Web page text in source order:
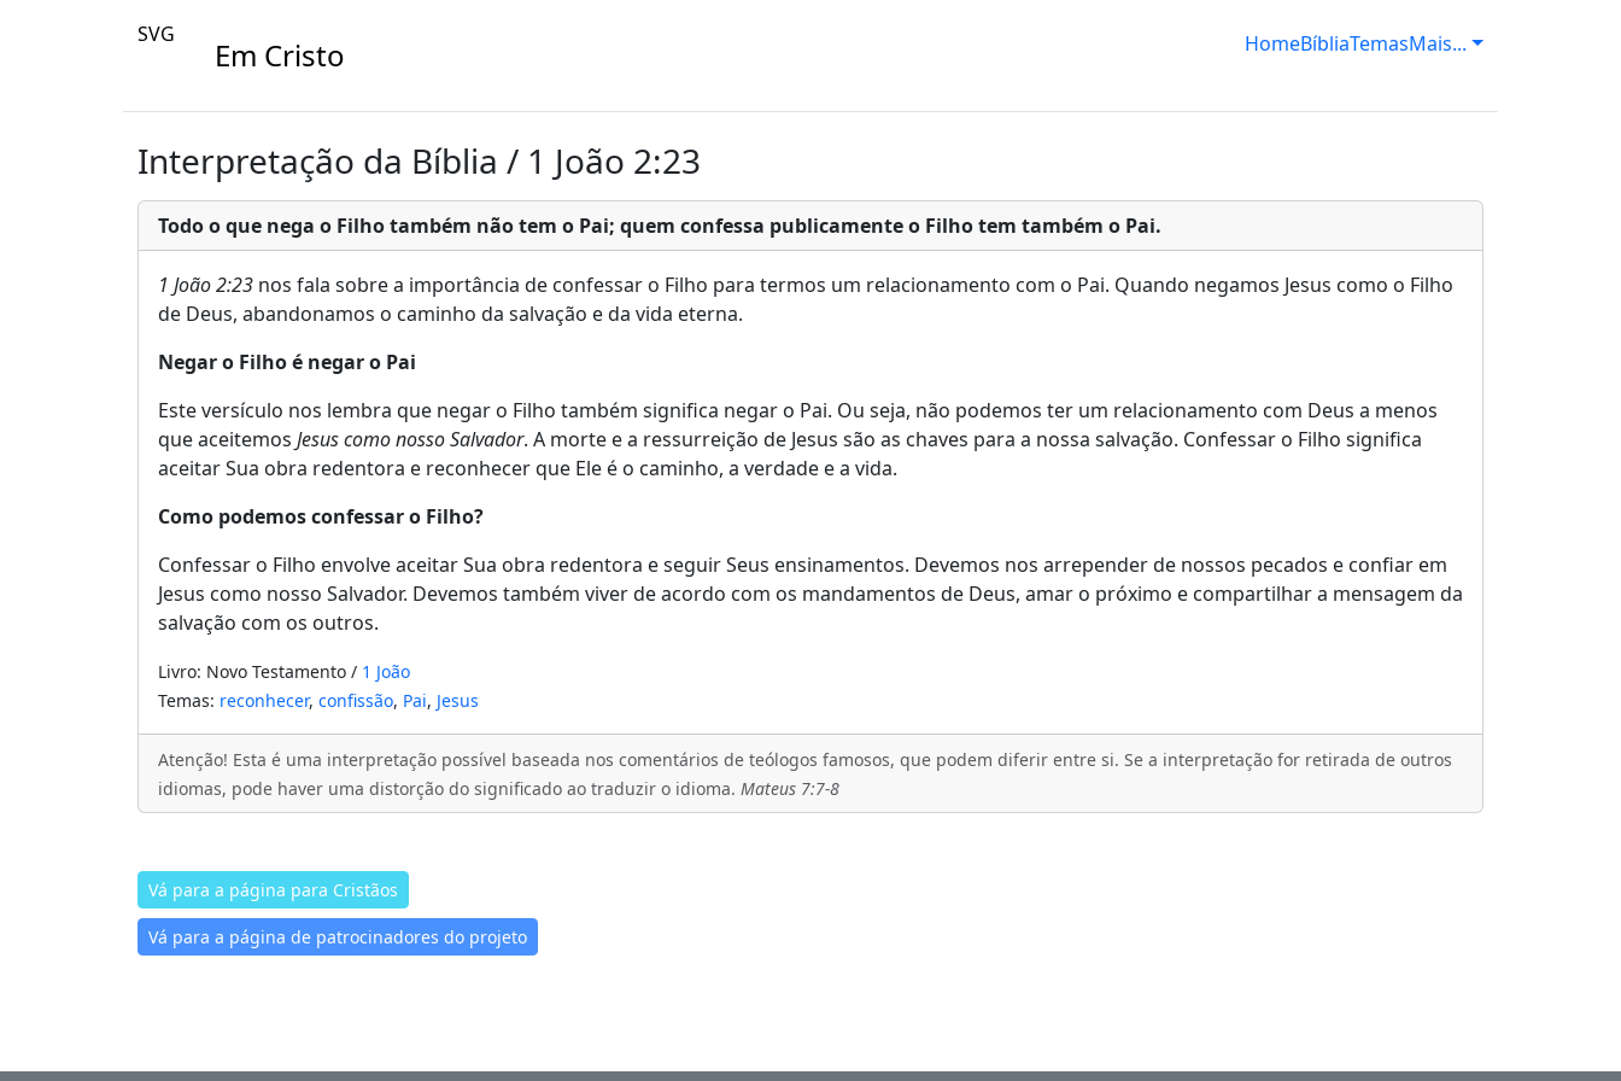
SVG
Em Cristo HomeBíbliaTemasMais...
Interpretação da Bíblia / 1 João 2:23
Todo o que nega o Filho também não tem o Pai; quem confessa publicamente o Filho tem também o Pai.
1 João 2:23 nos fala sobre a importância de confessar o Filho para termos um relacionamento com o Pai. Quando negamos Jesus como o Filho
de Deus, abandonamos o caminho da salvação e da vida eterna.
Negar o Filho é negar o Pai
Este versículo nos lembra que negar o Filho também significa negar o Pai. Ou seja, não podemos ter um relacionamento com Deus a menos
que aceitemos Jesus como nosso Salvador. A morte e a ressurreição de Jesus são as chaves para a nossa salvação. Confessar o Filho significa
aceitar Sua obra redentora e reconhecer que Ele é o caminho, a verdade e a vida.
Como podemos confessar o Filho?
Confessar o Filho envolve aceitar Sua obra redentora e seguir Seus ensinamentos. Devemos nos arrepender de nossos pecados e confiar em
Jesus como nosso Salvador. Devemos também viver de acordo com os mandamentos de Deus, amar o próximo e compartilhar a mensagem da
salvação com os outros.
Livro: Novo Testamento / 1 João
Temas: reconhecer, confissão, Pai, Jesus
Atenção! Esta é uma interpretação possível baseada nos comentários de teólogos famosos, que podem diferir entre si. Se a interpretação for retirada de outros
idiomas, pode haver uma distorção do significado ao traduzir o idioma. Mateus 7:7-8
Vá para a página para Cristãos
Vá para a página de patrocinadores do projeto